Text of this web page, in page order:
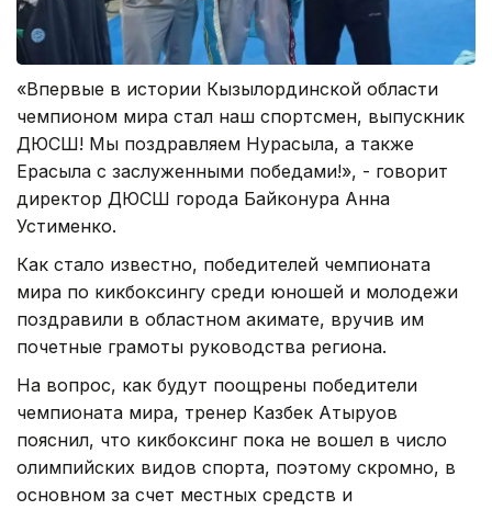
«Впервые в истории Кызылординской области
чемпионом мира стал наш спортсмен, выпускник
ДЮСШ! Мы поздравляем Нурасыла, а также
Ерасыла с заслуженными победами!», - говорит
директор ДЮСШ города Байконура Анна
Устименко.
Как стало известно, победителей чемпионата
мира по кикбоксингу среди юношей и молодежи
поздравили в областном акимате, вручив им
почетные грамоты руководства региона.
На вопрос, как будут поощрены победители
чемпионата мира, тренер Казбек Атыруов
пояснил, что кикбоксинг пока не вошел в число
олимпийских видов спорта, поэтому скромно, в
основном за счет местных средств и